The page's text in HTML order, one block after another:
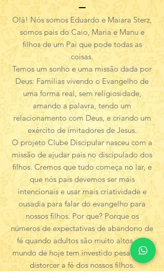
Olá! Nós somos Eduardo e Maiara Sterz,
somos pais do Caio, Maria e Manu e
filhos de um Pai que pode todas as
coisas.
Temos um sonho e uma missão dada por
Deus: Famílias vivendo o Evangelho de
uma forma real, sem religiosidade,
amando a palavra, tendo um
relacionamento com Deus, e criando um
exército de imitadores de Jesus.
O projeto Clube Discipular nasceu com a
missão de ajudar pais no discipulado dos
filhos. Cremos que tudo começa no lar, e
que nós pais devemos ser mais
intencionais e usar mais criatividade e
ousadia para falar do evangelho para
nossos filhos. Por que? Porque os
números de expectativas de abandono de
fé quando adultos são muito altos, e o
mundo de hoje tem investido pesado em
distorcer a fé dos nossos filhos.